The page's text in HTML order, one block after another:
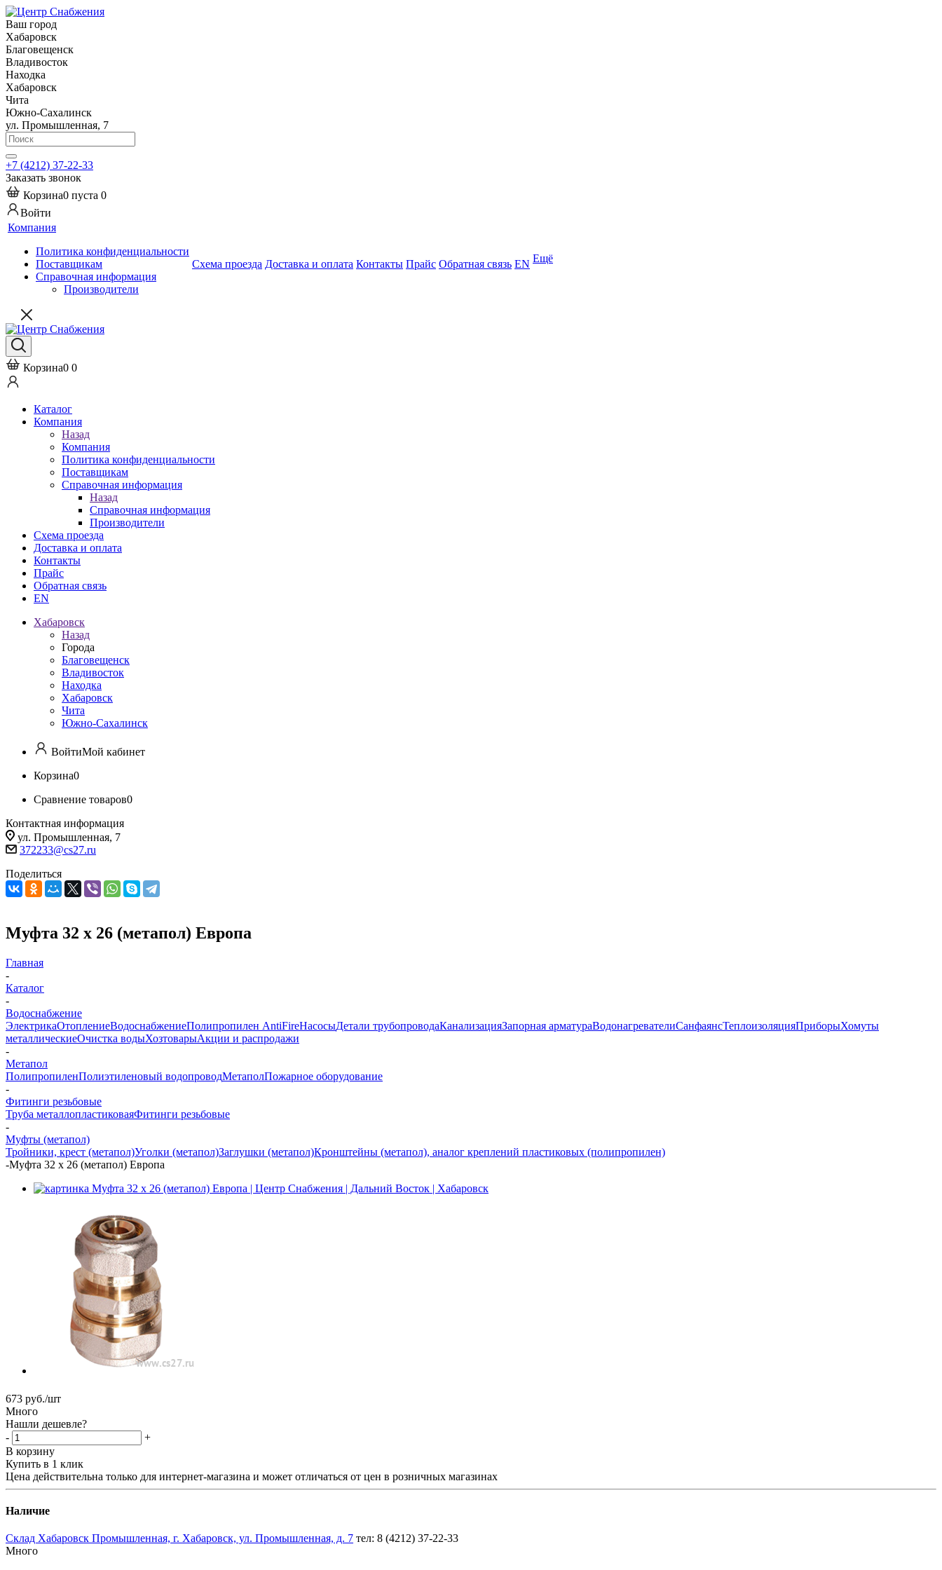
Ваш город
Хабаровск
Благовещенск
Владивосток
Находка
Хабаровск
Чита
Южно-Сахалинск
ул. Промышленная, 7
+7 (4212) 37-22-33
Заказать звонок
Корзина0 пуста 0
Войти
Компания
Политика конфиденциальности
Поставщикам
Справочная информация
Производители
Схема проезда Доставка и оплата Контакты Прайс Обратная связь EN Ещё
Корзина0 0
Каталог
Компания
Назад
Компания
Политика конфиденциальности
Поставщикам
Справочная информация
Назад
Справочная информация
Производители
Схема проезда
Доставка и оплата
Контакты
Прайс
Обратная связь
EN
Хабаровск
Назад
Города
Благовещенск
Владивосток
Находка
Хабаровск
Чита
Южно-Сахалинск
ВойтиМой кабинет
Корзина0
Сравнение товаров0
Контактная информация
ул. Промышленная, 7
372233@cs27.ru
Поделиться
Муфта 32 х 26 (метапол) Европа
Главная
-
Каталог
-
Водоснабжение
ЭлектрикаОтоплениеВодоснабжениеПолипропилен AntiFireНасосыДетали трубопроводаКанализацияЗапорная арматураВодонагревателиСанфаянсТеплоизоляцияПриборыХомуты
металлическиеОчистка водыХозтоварыАкции и распродажи
-
Метапол
ПолипропиленПолиэтиленовый водопроводМетаполПожарное оборудование
-
Фитинги резьбовые
Труба металлопластиковаяФитинги резьбовые
-
Муфты (метапол)
Тройники, крест (метапол)Уголки (метапол)Заглушки (метапол)Кронштейны (метапол), аналог креплений пластиковых (полипропилен)
-Муфта 32 х 26 (метапол) Европа
673 руб./шт
Много
Нашли дешевле?
-
+
В корзину
Купить в 1 клик
Цена действительна только для интернет-магазина и может отличаться от цен в розничных магазинах
Наличие
Склад Хабаровск Промышленная, г. Хабаровск, ул. Промышленная, д. 7 тел: 8 (4212) 37-22-33
Много